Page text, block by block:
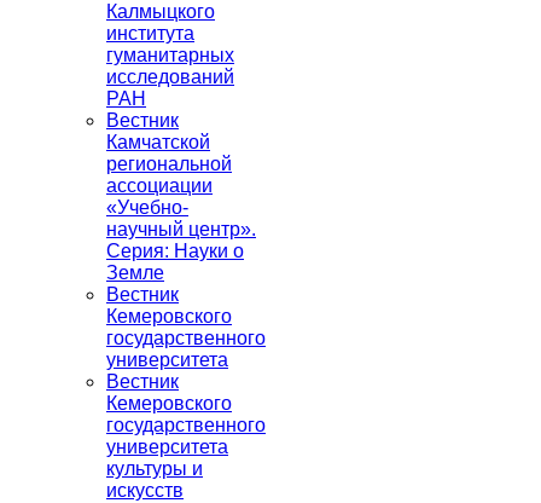
Калмыцкого
института
гуманитарных
исследований
РАН
Вестник
Камчатской
региональной
ассоциации
«Учебно-
научный центр».
Серия: Науки о
Земле
Вестник
Кемеровского
государственного
университета
Вестник
Кемеровского
государственного
университета
культуры и
искусств